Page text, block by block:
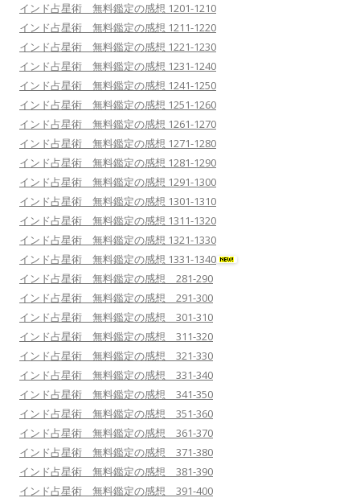
インド占星術 無料鑑定の感想 1201-1210
インド占星術 無料鑑定の感想 1211-1220
インド占星術 無料鑑定の感想 1221-1230
インド占星術 無料鑑定の感想 1231-1240
インド占星術 無料鑑定の感想 1241-1250
インド占星術 無料鑑定の感想 1251-1260
インド占星術 無料鑑定の感想 1261-1270
インド占星術 無料鑑定の感想 1271-1280
インド占星術 無料鑑定の感想 1281-1290
インド占星術 無料鑑定の感想 1291-1300
インド占星術 無料鑑定の感想 1301-1310
インド占星術 無料鑑定の感想 1311-1320
インド占星術 無料鑑定の感想 1321-1330
インド占星術 無料鑑定の感想 1331-1340
インド占星術 無料鑑定の感想 281-290
インド占星術 無料鑑定の感想 291-300
インド占星術 無料鑑定の感想 301-310
インド占星術 無料鑑定の感想 311-320
インド占星術 無料鑑定の感想 321-330
インド占星術 無料鑑定の感想 331-340
インド占星術 無料鑑定の感想 341-350
インド占星術 無料鑑定の感想 351-360
インド占星術 無料鑑定の感想 361-370
インド占星術 無料鑑定の感想 371-380
インド占星術 無料鑑定の感想 381-390
インド占星術 無料鑑定の感想 391-400